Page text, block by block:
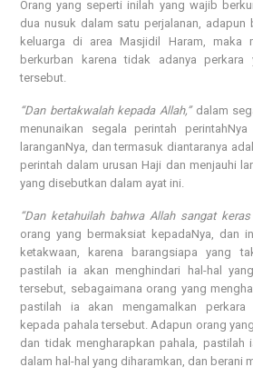
Orang yang seperti inilah yang wajib
dua nusuk dalam satu perjalanan, adapun
keluarga di area Masjidil Haram, maka
berkurban karena tidak adanya perkara
tersebut.
“Dan bertakwalah kepada Allah,”dalam
menunaikan segala perintah
laranganNya, dan termasuk diantaranya
perintah dalam urusan Haji dan menjauhi
yang disebutkan dalam ayat ini.
“Dan ketahuilah bahwa Allah sangat keras
orang yang bermaksiat kepadaNya, dan
ketakwaan, karena barangsiapa yang
pastilah ia akan menghindari hal-hal
tersebut, sebagaimana orang yang
pastilah ia akan mengamalkan perkara
kepada pahala tersebut. Adapun orang
dan tidak mengharapkan pahala, pastilah
dalam hal-hal yang diharamkan, dan berani